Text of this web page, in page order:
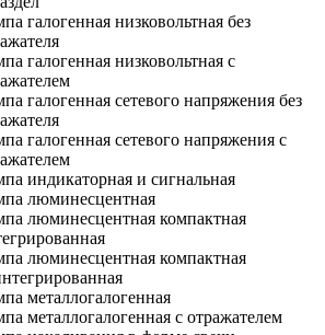
галогенная низковольтная без
галогенная низковольтная с
галогенная сетевого напряжения без
галогенная сетевого напряжения с
индикаторная и сигнальная
люминесцентная
люминесцентная компактная
люминесцентная компактная
металлогалогенная
металлогалогенная с отражателем